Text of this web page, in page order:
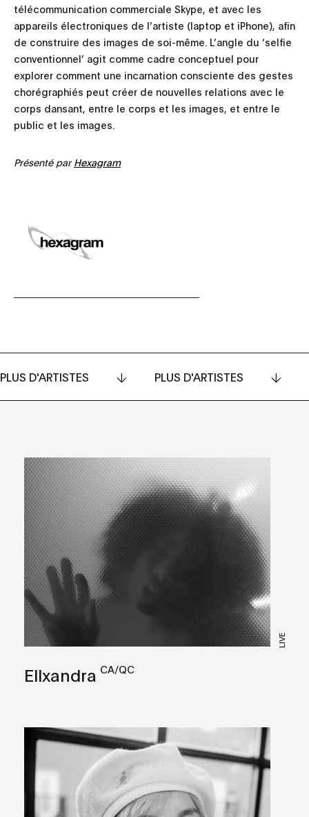
télécommunication commerciale Skype, et avec les
appareils électroniques de l’artiste (laptop et iPhone), afin
de construire des images de soi-même. L’angle du ‘selfie
conventionnel’ agit comme cadre conceptuel pour
explorer comment une incarnation consciente des gestes
chorégraphiés peut créer de nouvelles relations avec le
corps dansant, entre le corps et les images, et entre le
public et les images.
Présenté parHexagram
PLUS D'ARTISTES PLUS D'ARTISTES
LIVE
Ellxandra CA/QC